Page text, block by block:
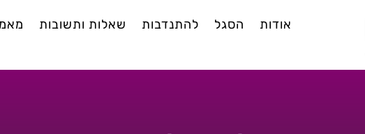
אודות הסגל להתנדבות שאלות ותשובות